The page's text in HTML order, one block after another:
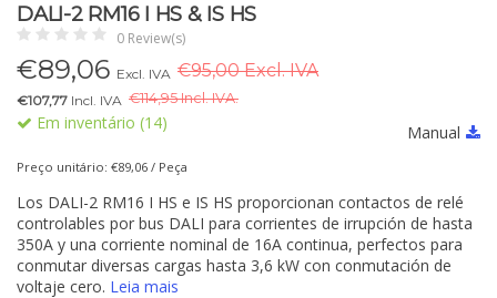
DALI-2 RM16 I HS & IS HS
0 Review(s)
€89,06 Excl. IVA €95,00 Excl. IVA
€107,77 Incl. IVA €114,95 Incl. IVA.
Em inventário (14) Manual
Preço unitário: €89,06 / Peça
Los DALI-2 RM16 I HS e IS HS proporcionan contactos de relé
controlables por bus DALI para corrientes de irrupción de hasta
350A y una corriente nominal de 16A continua, perfectos para
conmutar diversas cargas hasta 3,6 kW con conmutación de
voltaje cero. Leia mais